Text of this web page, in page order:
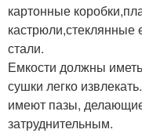
картонные
стали.
Емкости должны
сушки легко
имеют пазы,
затруднительным.